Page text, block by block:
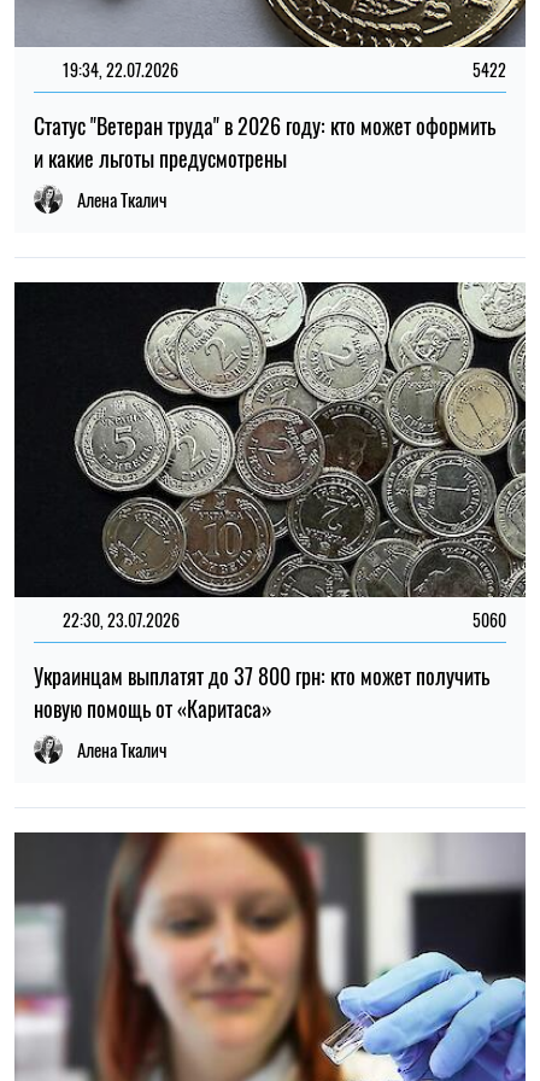
19:34, 22.07.2026 5422
Статус "Ветеран труда" в 2026 году: кто может оформить
и какие льготы предусмотрены
Алена Ткалич
22:30, 23.07.2026 5060
Украинцам выплатят до 37 800 грн: кто может получить
новую помощь от «Каритаса»
Алена Ткалич